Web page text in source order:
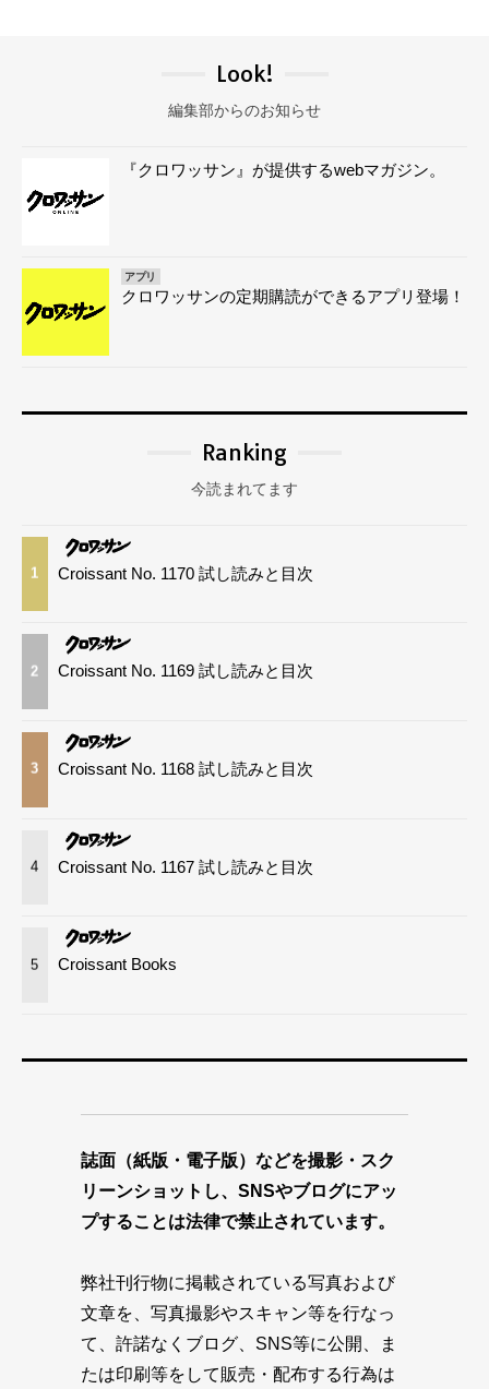
Look!
編集部からのお知らせ
『クロワッサン』が提供するwebマガジン。
アプリ
クロワッサンの定期購読ができるアプリ登場！
Ranking
今読まれてます
1 Croissant No. 1170 試し読みと目次
2 Croissant No. 1169 試し読みと目次
3 Croissant No. 1168 試し読みと目次
4 Croissant No. 1167 試し読みと目次
5 Croissant Books
誌面（紙版・電子版）などを撮影・スク
リーンショットし、SNSやブログにアッ
プすることは法律で禁止されています。
弊社刊行物に掲載されている写真および
文章を、写真撮影やスキャン等を行なっ
て、許諾なくブログ、SNS等に公開、ま
たは印刷等をして販売・配布する行為は